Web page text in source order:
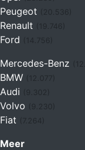
Peugeot (20.536)
Renault (19.746)
Ford (14.756)
Mercedes-Benz
BMW
Audi
Volvo
Fiat (7.264)
Meer